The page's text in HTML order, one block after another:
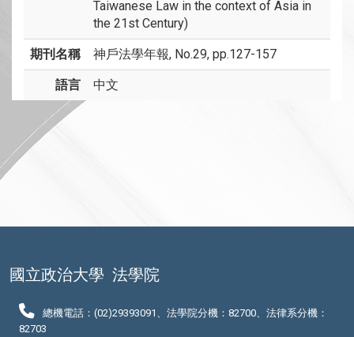
Taiwanese Law in the context of Asia in
the 21st Century)
期刊名稱 神戶法學年報, No.29, pp.127-157
語言 中文
國立政治大學 法學院
總機電話：(02)29393091、法學院分機：82700、法律系分機：
82703